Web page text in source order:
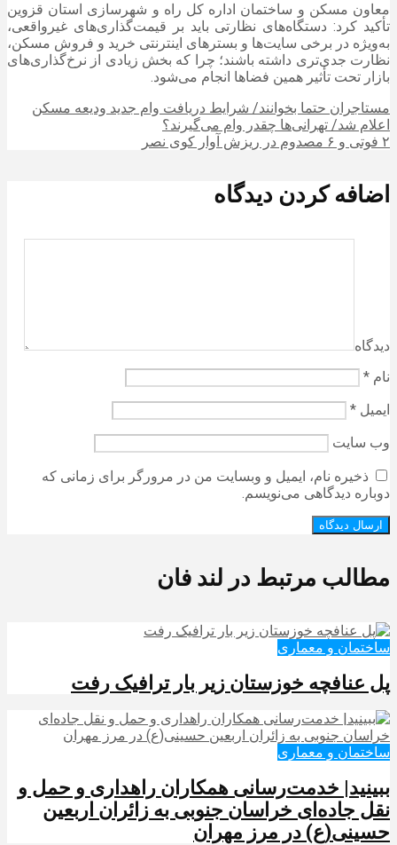
معاون مسکن و ساختمان اداره کل راه و شهرسازی استان قزوین
تأکید کرد: دستگاه‌های نظارتی باید بر قیمت‌گذاری‌های غیرواقعی،
به‌ویژه در برخی سایت‌ها و بسترهای اینترنتی خرید و فروش مسکن،
نظارت جدی‌تری داشته باشند؛ چرا که بخش زیادی از نرخ‌گذاری‌های
بازار تحت تأثیر همین فضاها انجام می‌شود.
مستاجران حتما بخوانند/ شرایط دریافت وام جدید ودیعه مسکن
اعلام شد/ تهرانی‌ها چقدر وام می‌گیرند؟
۲ فوتی و ۶ مصدوم در ریزش آوار کوی نصر
اضافه کردن دیدگاه
دیدگاه
نام *
ایمیل *
وب‌ سایت
ذخیره نام، ایمیل و وبسایت من در مرورگر برای زمانی که
دوباره دیدگاهی می‌نویسم.
مطالب مرتبط در لند فان
ساختمان و معماری
پل عنافچه خوزستان زیر بار ترافیک رفت
ساختمان و معماری
ببینید| خدمت‌رسانی همکاران راهداری و حمل و
نقل جاده‌ای خراسان جنوبی به زائران اربعین
حسینی(ع) در مرز مهران